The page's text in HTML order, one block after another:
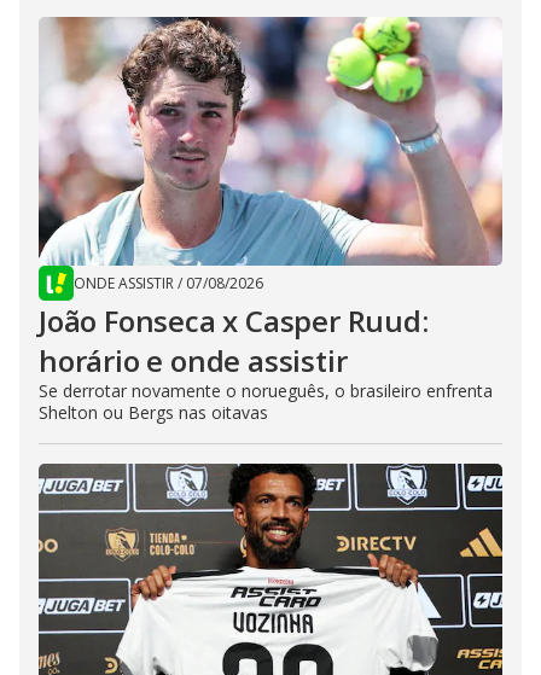
ONDE ASSISTIR/ 07/08/2026
João Fonseca x Casper Ruud:
horário e onde assistir
Se derrotar novamente o norueguês, o brasileiro enfrenta
Shelton ou Bergs nas oitavas